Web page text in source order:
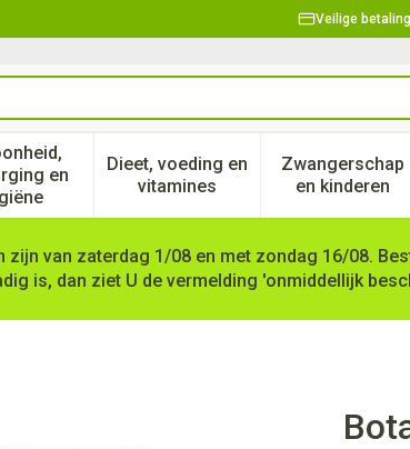
Veilige
en
Toon submenu voor Schoonheid, verzorging en
Dieet, voeding en
vitaminesToon submenu voor Dieet,
Zwangerschap
en kinderen
Toon
zijn van zaterdag 1/08 en met zondag 16/08.
is, dan ziet U de vermelding 'onmiddellijk